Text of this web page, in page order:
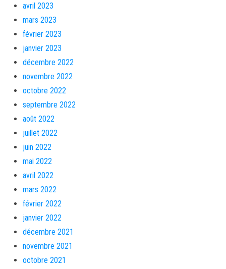
avril 2023
mars 2023
février 2023
janvier 2023
décembre 2022
novembre 2022
octobre 2022
septembre 2022
août 2022
juillet 2022
juin 2022
mai 2022
avril 2022
mars 2022
février 2022
janvier 2022
décembre 2021
novembre 2021
octobre 2021